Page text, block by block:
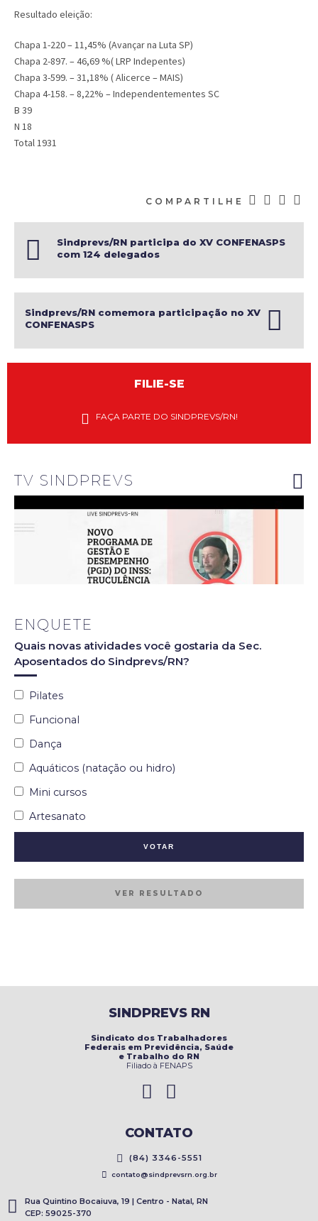
Resultado eleição:
Chapa 1-220 – 11,45% (Avançar na Luta SP)
Chapa 2-897. – 46,69 %( LRP Indepentes)
Chapa 3-599. – 31,18% ( Alicerce – MAIS)
Chapa 4-158. – 8,22% – Independentementes SC
B 39
N 18
Total 1931
COMPARTILHE
Sindprevs/RN participa do XV CONFENASPS
com 124 delegados
Sindprevs/RN comemora participação no XV
CONFENASPS
FILIE-SE
FAÇA PARTE DO SINDPREVS/RN!
TV SINDPREVS
explanam
do INSS
ENQUETE
Quais novas atividades você gostaria da Sec.
Aposentados do Sindprevs/RN?
Pilates
Funcional
Dança
Aquáticos (natação ou hidro)
Mini cursos
Artesanato
VER RESULTADO
SINDPREVS RN
Sindicato dos Trabalhadores
Federais em Previdência, Saúde
e Trabalho do RN
Filiado à FENAPS
CONTATO
(84) 3346-5551
contato@sindprevsrn.org.br
Rua Quintino Bocaiuva, 19 | Centro - Natal, RN
CEP: 59025-370